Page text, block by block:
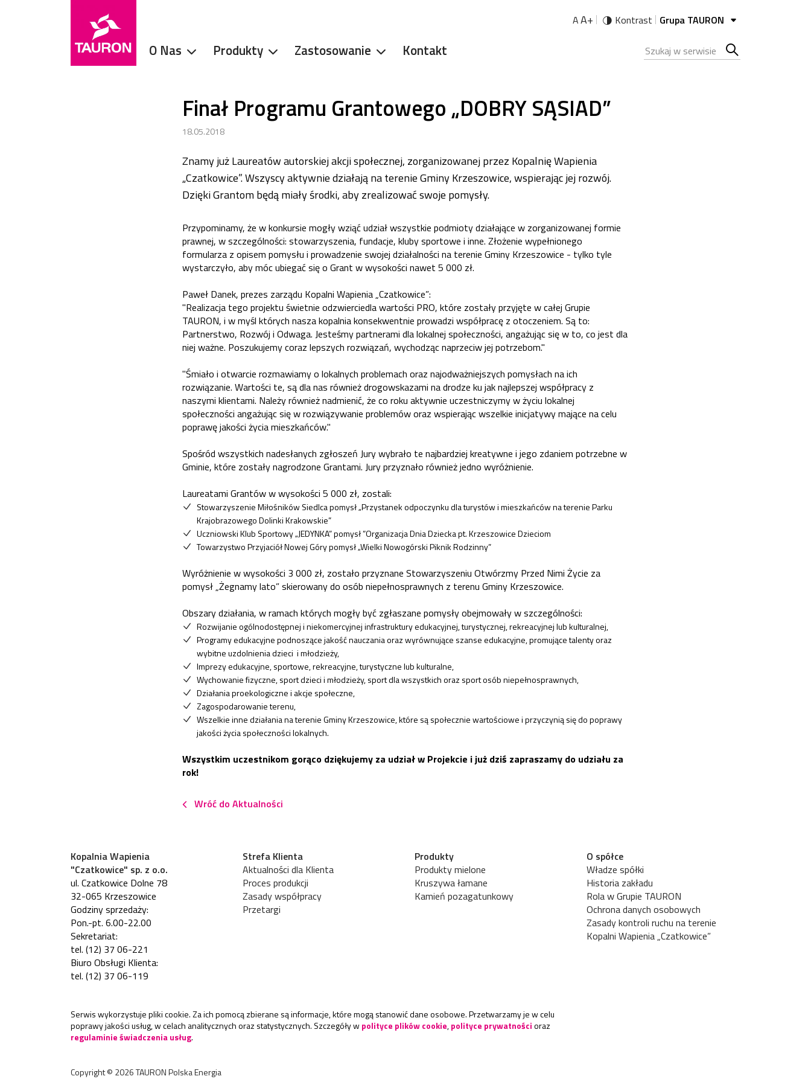
Grupa TAURON
O Nas Produkty Zastosowanie Kontakt
AA+ Kontrast
Finał Programu Grantowego „DOBRY SĄSIAD”
18.05.2018
Znamy już Laureatów autorskiej akcji społecznej, zorganizowanej przez Kopalnię Wapienia
„Czatkowice”. Wszyscy aktywnie działają na terenie Gminy Krzeszowice, wspierając jej rozwój.
Dzięki Grantom będą miały środki, aby zrealizować swoje pomysły.
Przypominamy, że w konkursie mogły wziąć udział wszystkie podmioty działające w zorganizowanej formie
prawnej, w szczególności: stowarzyszenia, fundacje, kluby sportowe i inne. Złożenie wypełnionego
formularza z opisem pomysłu i prowadzenie swojej działalności na terenie Gminy Krzeszowice - tylko tyle
wystarczyło, aby móc ubiegać się o Grant w wysokości nawet 5 000 zł.
Paweł Danek, prezes zarządu Kopalni Wapienia „Czatkowice”:
"Realizacja tego projektu świetnie odzwierciedla wartości PRO, które zostały przyjęte w całej Grupie
TAURON, i w myśl których nasza kopalnia konsekwentnie prowadzi współpracę z otoczeniem. Są to:
Partnerstwo, Rozwój i Odwaga. Jesteśmy partnerami dla lokalnej społeczności, angażując się w to, co jest dla
niej ważne. Poszukujemy coraz lepszych rozwiązań, wychodząc naprzeciw jej potrzebom."
"Śmiało i otwarcie rozmawiamy o lokalnych problemach oraz najodważniejszych pomysłach na ich
rozwiązanie. Wartości te, są dla nas również drogowskazami na drodze ku jak najlepszej współpracy z
naszymi klientami. Należy również nadmienić, że co roku aktywnie uczestniczymy w życiu lokalnej
społeczności angażując się w rozwiązywanie problemów oraz wspierając wszelkie inicjatywy mające na celu
poprawę jakości życia mieszkańców."
Spośród wszystkich nadesłanych zgłoszeń Jury wybrało te najbardziej kreatywne i jego zdaniem potrzebne w
Gminie, które zostały nagrodzone Grantami. Jury przyznało również jedno wyróżnienie.
Laureatami Grantów w wysokości 5 000 zł, zostali:
Stowarzyszenie Miłośników Siedlca pomysł „Przystanek odpoczynku dla turystów i mieszkańców na terenie Parku
Krajobrazowego Dolinki Krakowskie”
Uczniowski Klub Sportowy „JEDYNKA” pomysł ”Organizacja Dnia Dziecka pt. Krzeszowice Dzieciom
Towarzystwo Przyjaciół Nowej Góry pomysł „Wielki Nowogórski Piknik Rodzinny”
Wyróżnienie w wysokości 3 000 zł, zostało przyznane Stowarzyszeniu Otwórzmy Przed Nimi Życie za
pomysł „Żegnamy lato” skierowany do osób niepełnosprawnych z terenu Gminy Krzeszowice.
Obszary działania, w ramach których mogły być zgłaszane pomysły obejmowały w szczególności:
Rozwijanie ogólnodostępnej i niekomercyjnej infrastruktury edukacyjnej, turystycznej, rekreacyjnej lub kulturalnej,
Programy edukacyjne podnoszące jakość nauczania oraz wyrównujące szanse edukacyjne, promujące talenty oraz
wybitne uzdolnienia dzieci i młodzieży,
Imprezy edukacyjne, sportowe, rekreacyjne, turystyczne lub kulturalne,
Wychowanie fizyczne, sport dzieci i młodzieży, sport dla wszystkich oraz sport osób niepełnosprawnych,
Działania proekologiczne i akcje społeczne,
Zagospodarowanie terenu,
Wszelkie inne działania na terenie Gminy Krzeszowice, które są społecznie wartościowe i przyczynią się do poprawy
jakości życia społeczności lokalnych.
Wszystkim uczestnikom gorąco dziękujemy za udział w Projekcie i już dziś zapraszamy do udziału za
rok!
Wróć do Aktualności
Kopalnia Wapienia
"Czatkowice" sp. z o.o.
ul. Czatkowice Dolne 78
32-065 Krzeszowice
Godziny sprzedaży:
Pon.-pt. 6.00-22.00
Sekretariat:
tel. (12) 37 06-221
Biuro Obsługi Klienta:
tel. (12) 37 06-119
Strefa Klienta
Aktualności dla Klienta
Proces produkcji
Zasady współpracy
Przetargi
Produkty
Produkty mielone
Kruszywa łamane
Kamień pozagatunkowy
O spółce
Władze spółki
Historia zakładu
Rola w Grupie TAURON
Ochrona danych osobowych
Zasady kontroli ruchu na terenie
Kopalni Wapienia „Czatkowice”
Serwis wykorzystuje pliki cookie. Za ich pomocą zbierane są informacje, które mogą stanowić dane osobowe. Przetwarzamy je w celu
poprawy jakości usług, w celach analitycznych oraz statystycznych. Szczegóły wpolityce plików cookie,polityce prywatnościoraz
regulaminie świadczenia usług.
Copyright © 2026TAURON Polska Energia